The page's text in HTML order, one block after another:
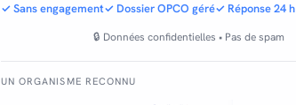
✓ Sans engagement✓ Dossier OPCO géré✓ Réponse 24 h
🔒 Données confidentielles • Pas de spam
UN ORGANISME RECONNU